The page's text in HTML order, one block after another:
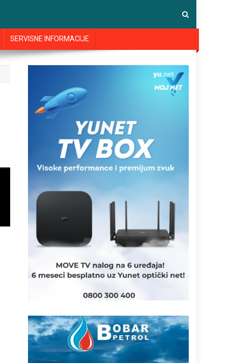
SERVISNE INFORMACIJE